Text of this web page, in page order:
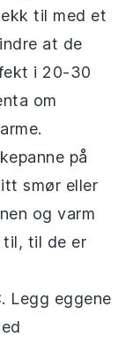
til med et
at de
i 20-30
om
på
littsmør eller
og varm
til, til de er
Legg eggene